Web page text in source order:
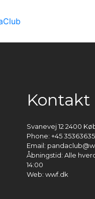
Kontakt
Svanevej 12 2400
Phone: +45 35363635
Email:
Åbningstid: Alle
14:00
Web: wwf.dk